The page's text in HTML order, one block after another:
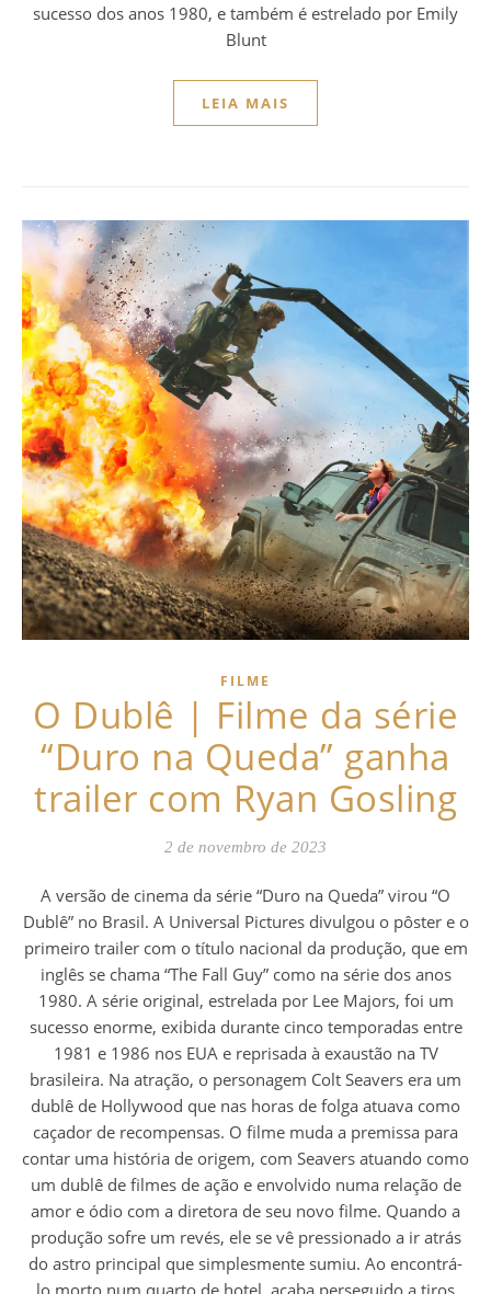
sucesso dos anos 1980, e também é estrelado por Emily
Blunt
LEIA MAIS
FILME
O Dublê | Filme da série
“Duro na Queda” ganha
trailer com Ryan Gosling
2 de novembro de 2023
A versão de cinema da série “Duro na Queda” virou “O
Dublê” no Brasil. A Universal Pictures divulgou o pôster e o
primeiro trailer com o título nacional da produção, que em
inglês se chama “The Fall Guy” como na série dos anos
1980. A série original, estrelada por Lee Majors, foi um
sucesso enorme, exibida durante cinco temporadas entre
1981 e 1986 nos EUA e reprisada à exaustão na TV
brasileira. Na atração, o personagem Colt Seavers era um
dublê de Hollywood que nas horas de folga atuava como
caçador de recompensas. O filme muda a premissa para
contar uma história de origem, com Seavers atuando como
um dublê de filmes de ação e envolvido numa relação de
amor e ódio com a diretora de seu novo filme. Quando a
produção sofre um revés, ele se vê pressionado a ir atrás
do astro principal que simplesmente sumiu. Ao encontrá-